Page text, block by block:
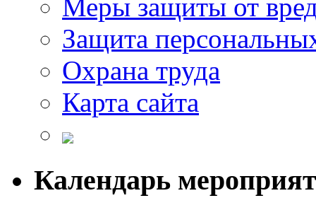
Меры защиты от
Защита
Охрана труда
Карта сайта
Календарь